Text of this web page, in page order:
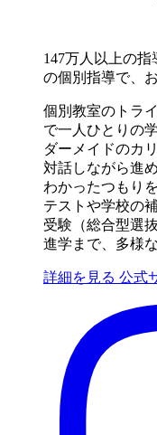
147万人以上の
の個別指導で、
個別教室のトラ
で一人ひとりの
ダーメイドのカ
対話しながら進
わかったつもり
テストや学校の
受験（総合型選
進学まで、多様
詳細を見る 公式